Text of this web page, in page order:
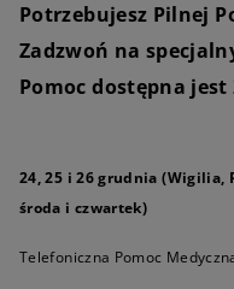
Potrzebujesz Pilnej
Zadzwoń na
Pomoc dostępna jest
24, 25 i 26 grudnia (Wigilia,
środa i czwartek)
Telefoniczna Pomoc